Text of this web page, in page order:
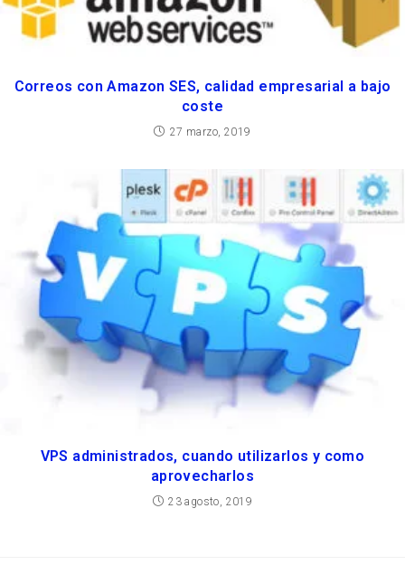
Correos con Amazon SES, calidad empresarial a bajo
coste
27 marzo, 2019
VPS administrados, cuando utilizarlos y como
aprovecharlos
23 agosto, 2019